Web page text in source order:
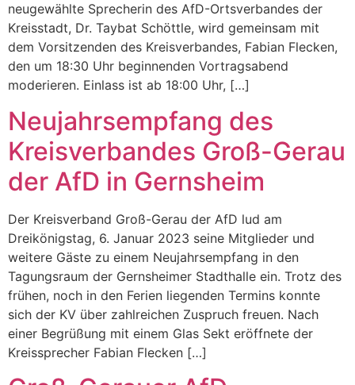
neugewählte Sprecherin des AfD-Ortsverbandes der
Kreisstadt, Dr. Taybat Schöttle, wird gemeinsam mit
dem Vorsitzenden des Kreisverbandes, Fabian Flecken,
den um 18:30 Uhr beginnenden Vortragsabend
moderieren. Einlass ist ab 18:00 Uhr, […]
Neujahrsempfang des
Kreisverbandes Groß-Gerau
der AfD in Gernsheim
Der Kreisverband Groß-Gerau der AfD lud am
Dreikönigstag, 6. Januar 2023 seine Mitglieder und
weitere Gäste zu einem Neujahrsempfang in den
Tagungsraum der Gernsheimer Stadthalle ein. Trotz des
frühen, noch in den Ferien liegenden Termins konnte
sich der KV über zahlreichen Zuspruch freuen. Nach
einer Begrüßung mit einem Glas Sekt eröffnete der
Kreissprecher Fabian Flecken […]